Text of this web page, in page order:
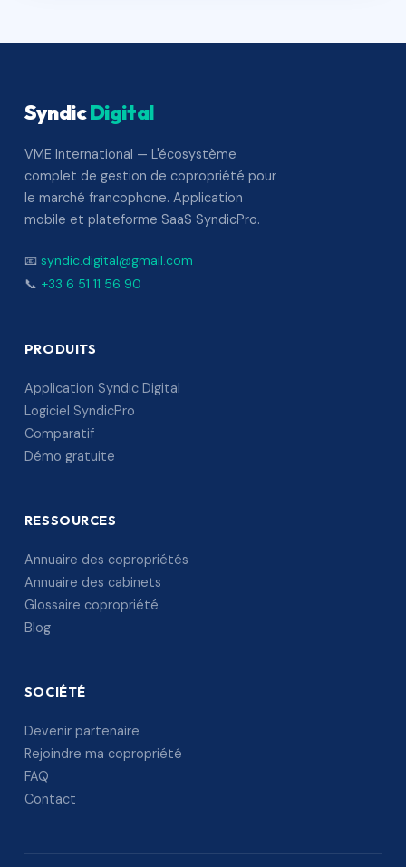
SyndicDigital
VME International — L'écosystème
complet de gestion de copropriété pour
le marché francophone. Application
mobile et plateforme SaaS SyndicPro.
📧 syndic.digital@gmail.com
📞 +33 6 51 11 56 90
PRODUITS
Application Syndic Digital
Logiciel SyndicPro
Comparatif
Démo gratuite
RESSOURCES
Annuaire des copropriétés
Annuaire des cabinets
Glossaire copropriété
Blog
SOCIÉTÉ
Devenir partenaire
Rejoindre ma copropriété
FAQ
Contact